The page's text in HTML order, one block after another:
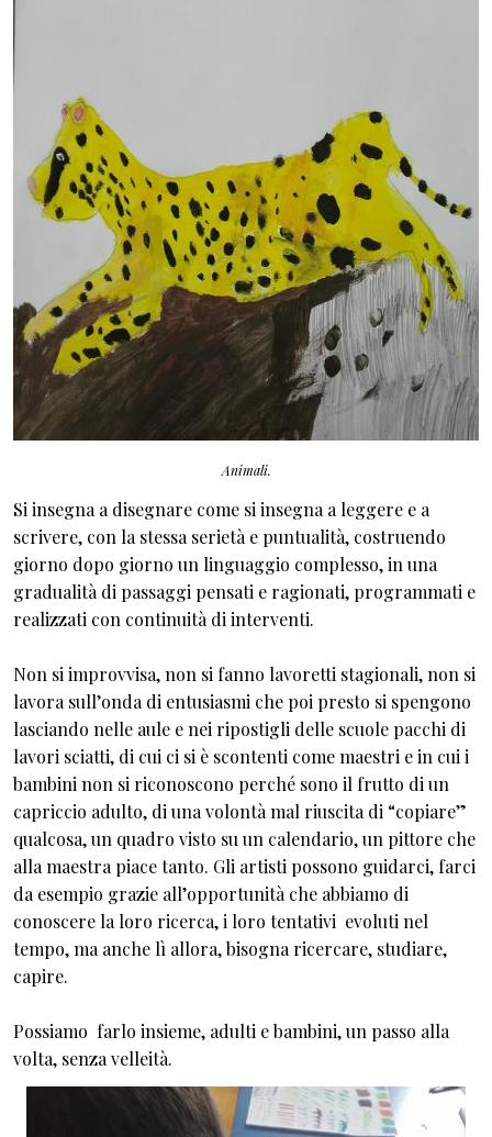
Animali.
Si insegna a disegnare come si insegna a leggere e a
scrivere, con la stessa serietà e puntualità, costruendo
giorno dopo giorno un linguaggio complesso, in una
gradualità di passaggi pensati e ragionati, programmati e
realizzati con continuità di interventi.
Non si improvvisa, non si fanno lavoretti stagionali, non si
lavora sull’onda di entusiasmi che poi presto si spengono
lasciando nelle aule e nei ripostigli delle scuole pacchi di
lavori sciatti, di cui ci si è scontenti come maestri e in cui i
bambini non si riconoscono perché sono il frutto di un
capriccio adulto, di una volontà mal riuscita di “copiare”
qualcosa, un quadro visto su un calendario, un pittore che
alla maestra piace tanto. Gli artisti possono guidarci, farci
da esempio grazie all’opportunità che abbiamo di
conoscere la loro ricerca, i loro tentativi evoluti nel
tempo, ma anche lì allora, bisogna ricercare, studiare,
capire.
Possiamo farlo insieme, adulti e bambini, un passo alla
volta, senza velleità.